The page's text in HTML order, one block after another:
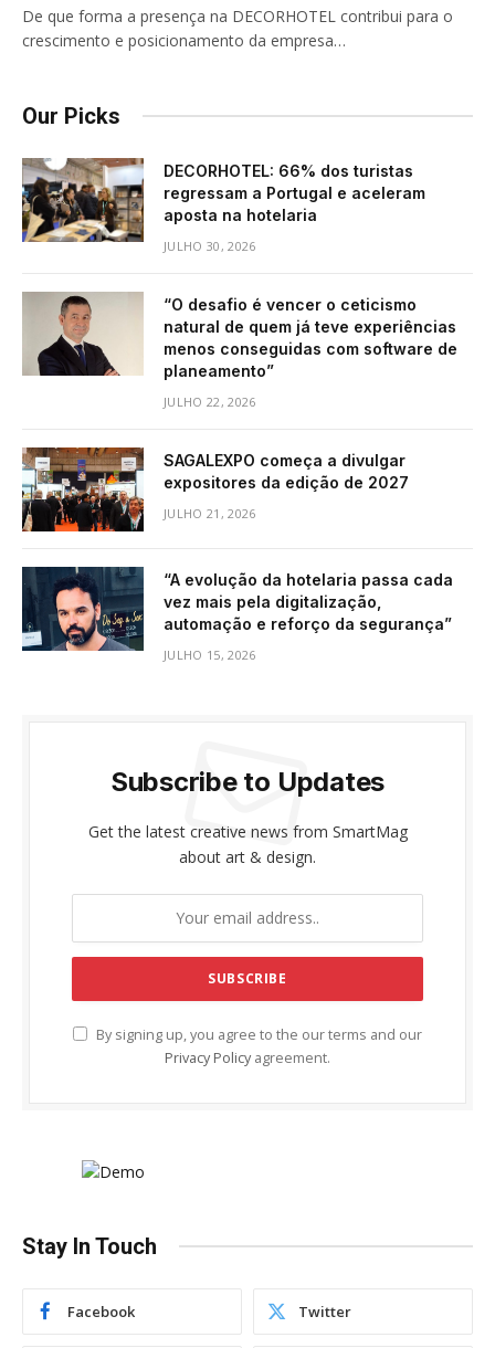
De que forma a presença na DECORHOTEL contribui para o
crescimento e posicionamento da empresa…
Our Picks
DECORHOTEL: 66% dos turistas
regressam a Portugal e aceleram
aposta na hotelaria
JULHO 30, 2026
“O desafio é vencer o ceticismo
natural de quem já teve experiências
menos conseguidas com software de
planeamento”
JULHO 22, 2026
SAGALEXPO começa a divulgar
expositores da edição de 2027
JULHO 21, 2026
“A evolução da hotelaria passa cada
vez mais pela digitalização,
automação e reforço da segurança”
JULHO 15, 2026
Subscribe to Updates
Get the latest creative news from SmartMag
about art & design.
By signing up, you agree to the our terms and our
Privacy Policy agreement.
Stay In Touch
Facebook Twitter